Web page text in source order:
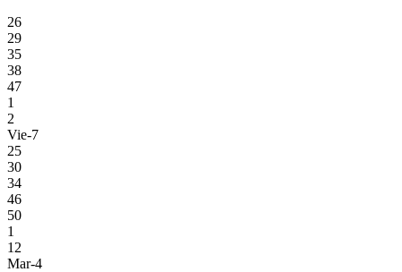
26
29
35
38
47
1
2
Vie-7
25
30
34
46
50
1
12
Mar-4